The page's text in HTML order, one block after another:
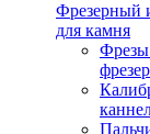
Фрезерный
для камня
Фрезы